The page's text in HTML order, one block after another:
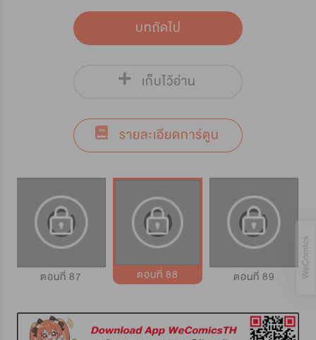
บทถัดไป
เก็บไว้อ่าน
รายละเอียดการ์ตูน
ตอนที่ 87 ตอนที่ 88 ตอนที่ 89